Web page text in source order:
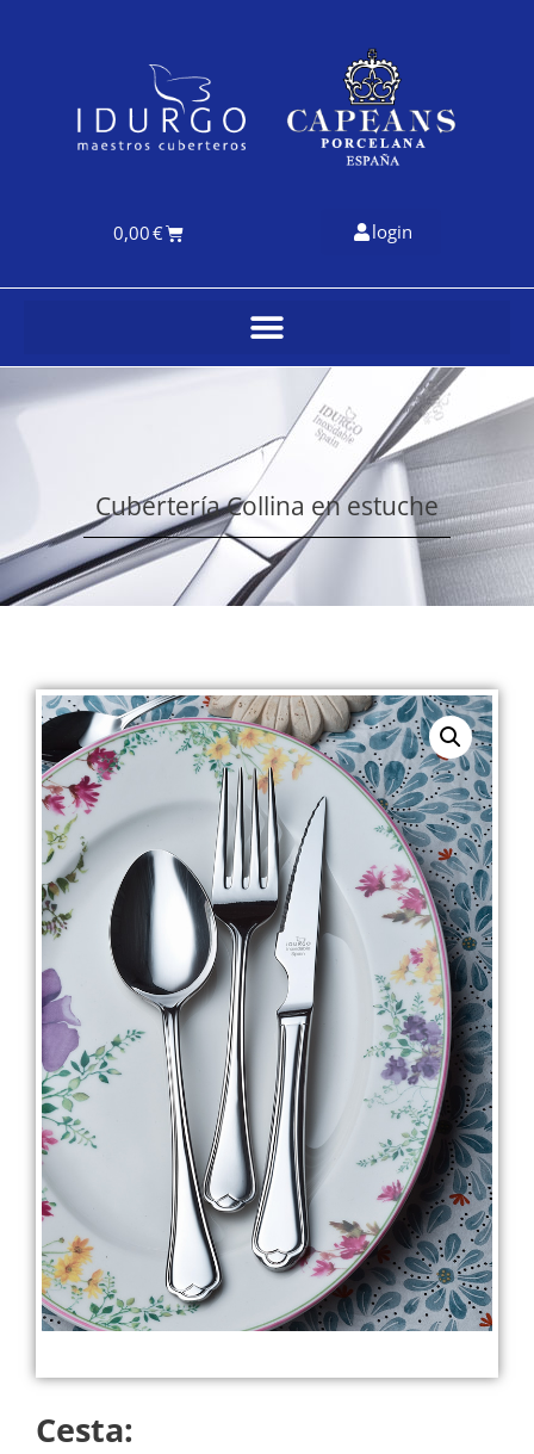
0,00€ login
Cubertería Collina en estuche
Cesta: